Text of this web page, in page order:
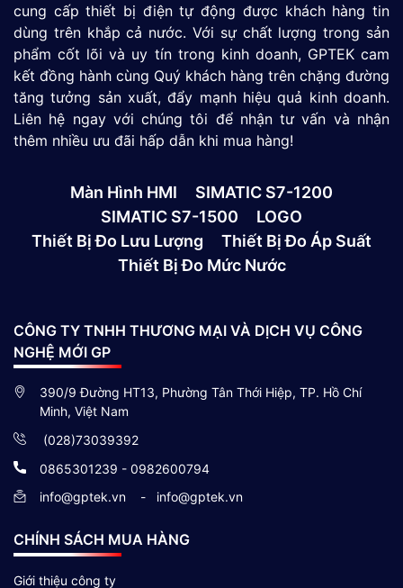
cung cấp thiết bị điện tự động được khách hàng tin
dùng trên khắp cả nước. Với sự chất lượng trong sản
phẩm cốt lõi và uy tín trong kinh doanh, GPTEK cam
kết đồng hành cùng Quý khách hàng trên chặng đường
tăng tưởng sản xuất, đẩy mạnh hiệu quả kinh doanh.
Liên hệ ngay với chúng tôi để nhận tư vấn và nhận
thêm nhiều ưu đãi hấp dẫn khi mua hàng!
Màn Hình HMI
SIMATIC S7-1200
SIMATIC S7-1500
LOGO
Thiết Bị Đo Lưu Lượng
Thiết Bị Đo Áp Suất
Thiết Bị Đo Mức Nước
CÔNG TY TNHH THƯƠNG MẠI VÀ DỊCH VỤ CÔNG
NGHỆ MỚI GP
390/9 Đường HT13, Phường Tân Thới Hiệp, TP. Hồ Chí
Minh, Việt Nam
(028)73039392
0865301239 - 0982600794
info@gptek.vn
- info@gptek.vn
CHÍNH SÁCH MUA HÀNG
Giới thiệu công ty